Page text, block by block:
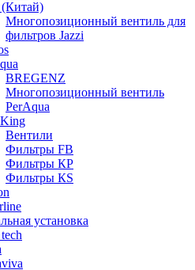
(Китай)
Многопозиционный вентиль для
фильтров Jazzi
BREGENZ
Многопозиционный вентиль
PerAqua
Вентили
Фильтры FB
Фильтры КP
Фильтры КS
установка